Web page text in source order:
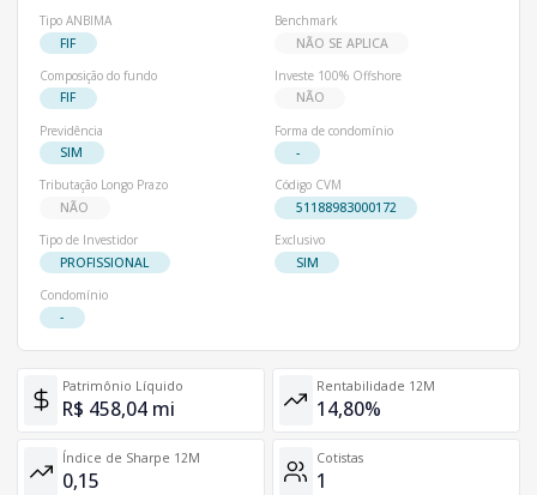
Tipo ANBIMA
FIF
Benchmark
NÃO SE APLICA
Composição do fundo
FIF
Investe 100% Offshore
NÃO
Previdência
SIM
Forma de condomínio
-
Tributação Longo Prazo
NÃO
Código CVM
51188983000172
Tipo de Investidor
PROFISSIONAL
Exclusivo
SIM
Condomínio
-
Patrimônio Líquido
R$ 458,04 mi
Rentabilidade 12M
14,80%
Índice de Sharpe 12M
0,15
Cotistas
1